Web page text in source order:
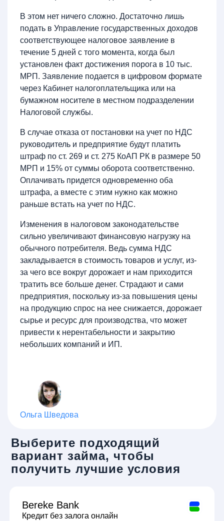
В этом нет ничего сложно. Достаточно лишь
подать в Управление государственных доходов
соответствующее налоговое заявление в
течение 5 дней с того момента, когда был
установлен факт достижения порога в 10 тыс.
МРП. Заявление подается в цифровом формате
через Кабинет налогоплательщика или на
бумажном носителе в местном подразделении
Налоговой службы.
В случае отказа от постановки на учет по НДС
руководитель и предприятие будут платить
штраф по ст. 269 и ст. 275 КоАП РК в размере 50
МРП и 15% от суммы оборота соответственно.
Оплачивать придется одновременно оба
штрафа, а вместе с этим нужно как можно
раньше встать на учет по НДС.
Изменения в налоговом законодательстве
сильно увеличивают финансовую нагрузку на
обычного потребителя. Ведь сумма НДС
закладывается в стоимость товаров и услуг, из-
за чего все вокруг дорожает и нам приходится
тратить все больше денег. Страдают и сами
предприятия, поскольку из-за повышения цены
на продукцию спрос на нее снижается, дорожает
сырье и ресурс для производства, что может
привести к нерентабельности и закрытию
небольших компаний и ИП.
Ольга Шведова
Выберите подходящий
вариант займа, чтобы
получить лучшие условия
Bereke Bank
Кредит без залога онлайн